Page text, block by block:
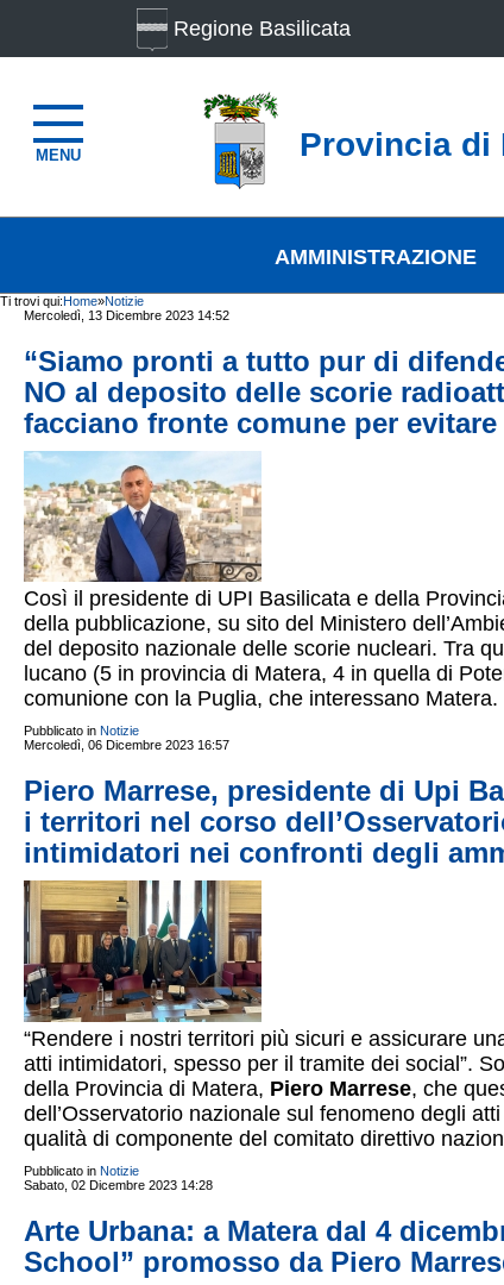
MENU
Regione Basilicata
Provincia di
AMMINISTRAZIONE
Ti trovi qui:Home»Notizie
Mercoledì, 13 Dicembre 2023 14:52
“Siamo pronti a tutto pur di
NO al deposito delle scorie
facciano fronte comune per
Così il presidente di UPI Basilicata e della
della pubblicazione, su sito del Ministero
del deposito nazionale delle scorie nucleari. Tra
lucano (5 in provincia di Matera, 4 in quella di
comunione con la Puglia, che interessano Matera.
Pubblicato in Notizie
Mercoledì, 06 Dicembre 2023 16:57
Piero Marrese, presidente di Upi
i territori nel corso
intimidatori nei confronti degli
“Rendere i nostri territori più sicuri e assicurare
atti intimidatori, spesso per il tramite dei social”.
della Provincia di Matera, Piero Marrese, che
dell’Osservatorio nazionale sul fenomeno degli
qualità di componente del comitato direttivo
Pubblicato in Notizie
Sabato, 02 Dicembre 2023 14:28
Arte Urbana: a Matera dal 4
School” promosso da Piero